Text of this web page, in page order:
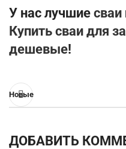
У нас лучшие сваи
Купить сваи для
дешевые!
Новые
ДОБАВИТЬ